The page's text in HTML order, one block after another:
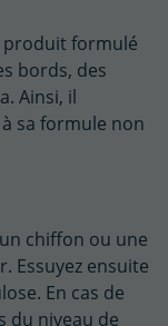
produit formulé
bords, des
Ainsi, il
sa formule non
chiffon ou une
Essuyez ensuite
En cas de
du niveau de